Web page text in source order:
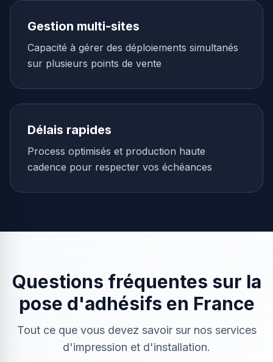
Gestion multi-sites
Capacité à gérer des déploiements simultanés
sur plusieurs points de vente
Délais rapides
Process optimisés et production haute
cadence pour respecter vos échéances
Questions fréquentes sur la
pose d'adhésifs en France
Tout ce que vous devez savoir sur nos services
d'impression et d'installation.